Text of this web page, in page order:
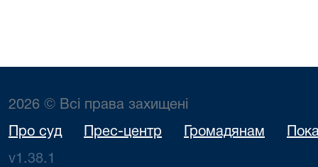
2026 © Всі права захищені
Про суд Прес-центр Громадянам
v1.38.1